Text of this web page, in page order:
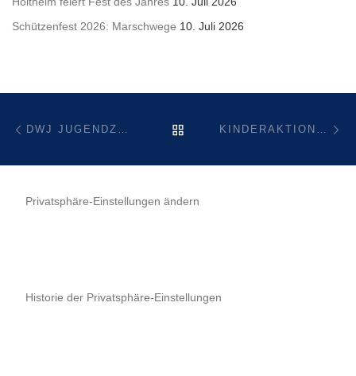
Schützenfest 2026: Marschwege 10. Juli 2026
BeitragsnavigationZURÜCK ZUR
Privatsphäre-Einstellungen ändern
Historie der Privatsphäre-Einstellungen